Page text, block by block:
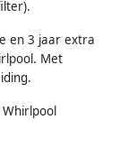
en 3 jaar extra
Met